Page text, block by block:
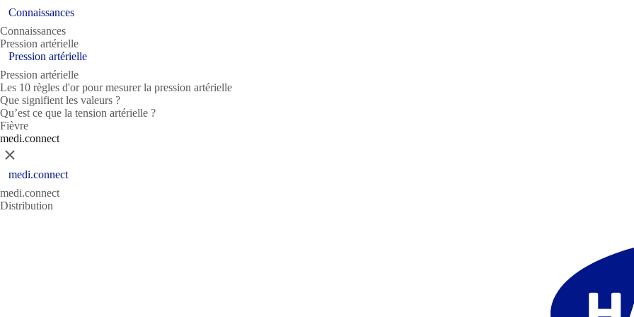
Connaissances
Connaissances
Pression artérielle
Pression artérielle
Pression artérielle
Les 10 règles d'or pour mesurer la pression artérielle
Que signifient les valeurs ?
Qu’est ce que la tension artérielle ?
Fièvre
medi.connect
Fermer
medi.connect
medi.connect
Distribution